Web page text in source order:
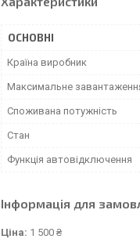
ОСНОВНІ
Країна виробник
Максимальне
Споживана потужність
Стан
Функція автовідключення
Інформація для
Ціна: 1 500 ₴